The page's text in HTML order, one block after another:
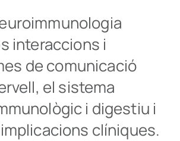
Fisioteràpia
interaccions i
de comunicació
el sistema
i digestiu i
clíniques.